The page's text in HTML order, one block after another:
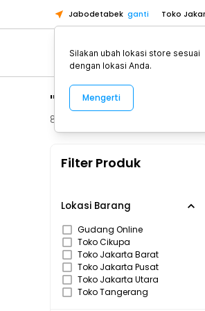
Jabodetabek ganti Toko
Toko
Toko
Pick n
Toko
Toko
"chasen bamboo"
82
Filter Produk
Lokasi Barang
Gudang Online
Toko Cikupa
Toko Jakarta Barat
Toko Jakarta Pusat
Toko Jakarta Utara
Toko Tangerang
Silakan ubah lokasi store sesuai
dengan lokasi Anda.
Mengerti